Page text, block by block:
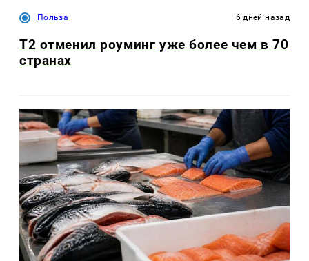
Польза 6 дней назад
Т2 отменил роуминг уже более чем в 70
странах